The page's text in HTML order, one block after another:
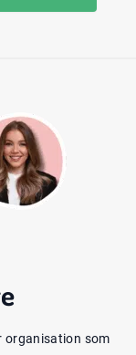
organisation som